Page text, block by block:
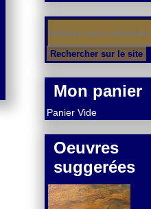
Mon panier
Panier Vide
Oeuvres
suggerées